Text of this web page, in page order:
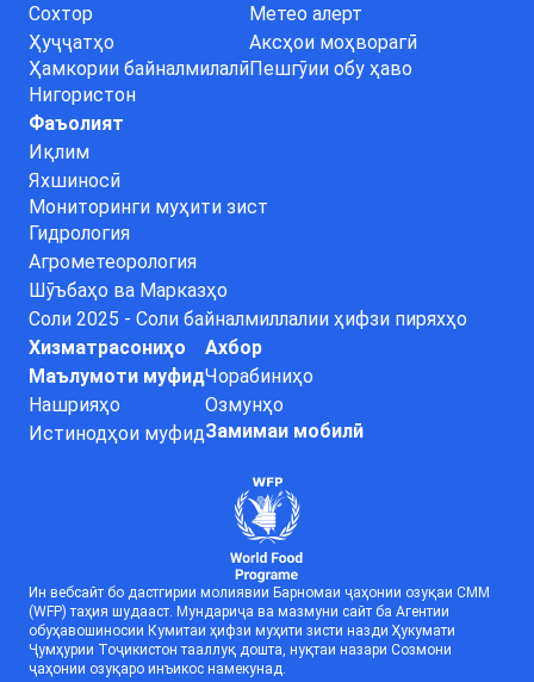
Сохтор
Ҳуҷҷатҳо
Ҳамкории байналмилалӣ
Нигористон
Метео алерт
Аксҳои моҳворагӣ
Пешгӯии обу ҳаво
Фаъолият
Иқлим
Яхшиносӣ
Мониторинги муҳити зист
Гидрология
Агрометеорология
Шӯъбаҳо ва Марказҳо
Соли 2025 - Соли байналмиллалии ҳифзи пиряхҳо
Хизматрасониҳо
Маълумоти муфид
Нашрияҳо
Истинодҳои муфид
Ахбор
Чорабиниҳо
Озмунҳо
Замимаи мобилӣ
Ин вебсайт бо дастгирии молиявии Барномаи ҷаҳонии озуқаи СММ
(WFP) таҳия шудааст. Мундариҷа ва мазмуни сайт ба Агентии
обуҳавошиносии Кумитаи ҳифзи муҳити зисти назди Ҳукумати
Ҷумҳурии Тоҷикистон тааллуқ дошта, нуқтаи назари Созмони
ҷаҳонии озуқаро инъикос намекунад.